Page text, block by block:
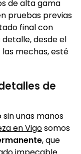
de alta gama
pruebas previas
final con
desde el
mechas, esté
de
unas manos
en Vigosomos
, que